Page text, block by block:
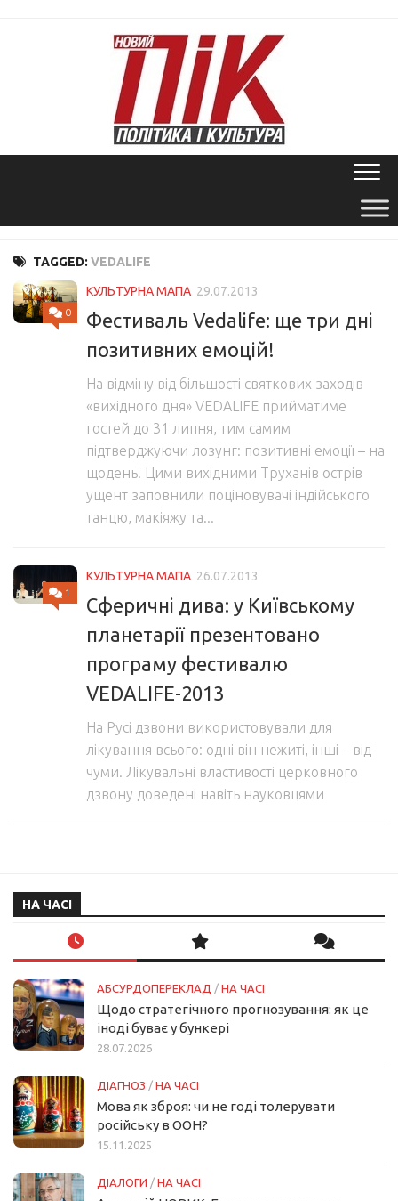
TAGGED: VEDALIFE
0
КУЛЬТУРНА МАПА 29.07.2013
Фестиваль Vedalife: ще три дні
позитивних емоцій!
На відміну від більшості святкових заходів
«вихідного дня» VEDALIFE прийматиме
гостей до 31 липня, тим самим
підтверджуючи лозунг: позитивні емоції – на
щодень! Цими вихідними Труханів острів
ущент заповнили поціновувачі індійського
танцю, макіяжу та...
1
КУЛЬТУРНА МАПА 26.07.2013
Сферичні дива: у Київському
планетарії презентовано
програму фестивалю
VEDALIFE-2013
На Русі дзвони використовували для
лікування всього: одні він нежиті, інші – від
чуми. Лікувальні властивості церковного
дзвону доведені навіть науковцями
НА ЧАСІ
АБСУРДОПЕРЕКЛАД / НА ЧАСІ
Щодо стратегічного прогнозування: як це
іноді буває у бункері
28.07.2026
ДІАГНОЗ / НА ЧАСІ
Мова як зброя: чи не годі толерувати
російську в ООН?
15.11.2025
ДІАЛОГИ / НА ЧАСІ